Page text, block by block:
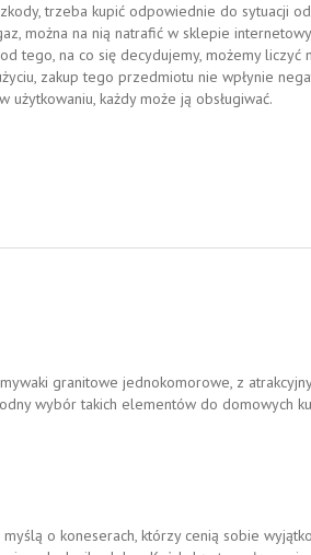
trzeba kupić odpowiednie do sytuacji
można na nią natrafić w sklepie
tego, na co się decydujemy, możemy liczyć
zakup tego przedmiotu nie wpłynie
użytkowaniu, każdy może ją obsługiwać.
granitowe jednokomorowe, z
wybór takich elementów do domowych
o koneserach, którzy cenią sobie